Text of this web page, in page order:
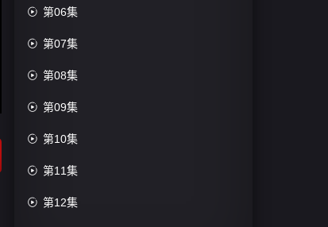
 第06集
 第07集
 第08集
 第09集
 第10集
 第11集
 第12集